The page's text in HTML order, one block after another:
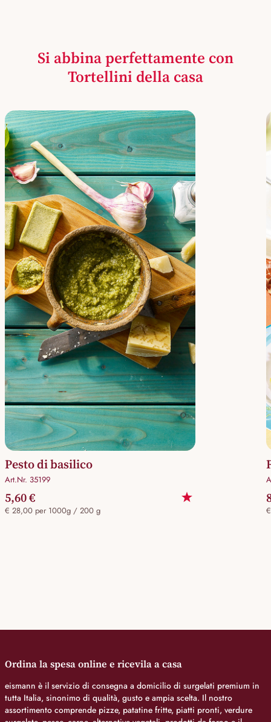
Si abbina perfettamente con
Tortellini della casa
Pesto di basilico
Art.Nr. 35199
5,60 €
€ 28,00 per 1000g / 200 g
Ordina la spesa online e ricevila a casa
eismann è il servizio di consegna a domicilio di surgelati premium in
tutta Italia, sinonimo di qualità, gusto e ampia scelta. Il nostro
assortimento comprende pizze, patatine fritte, piatti pronti, verdure